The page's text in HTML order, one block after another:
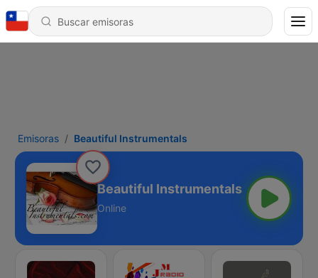
Emisoras Beautiful Instrumentals
Beautiful Instrumentals
Online